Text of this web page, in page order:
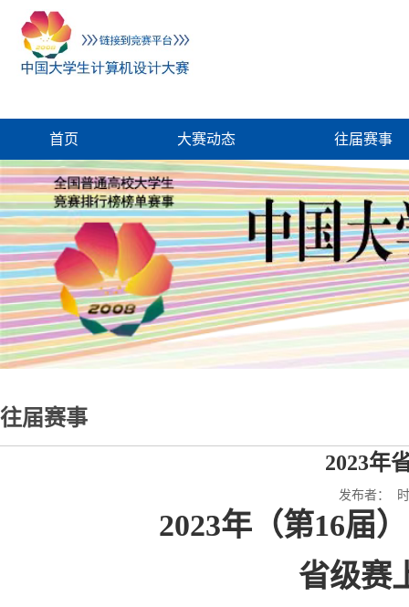
首页 大赛动态 往届赛事
往届赛事
2023年
发布者：
2023年（第16届
省级赛